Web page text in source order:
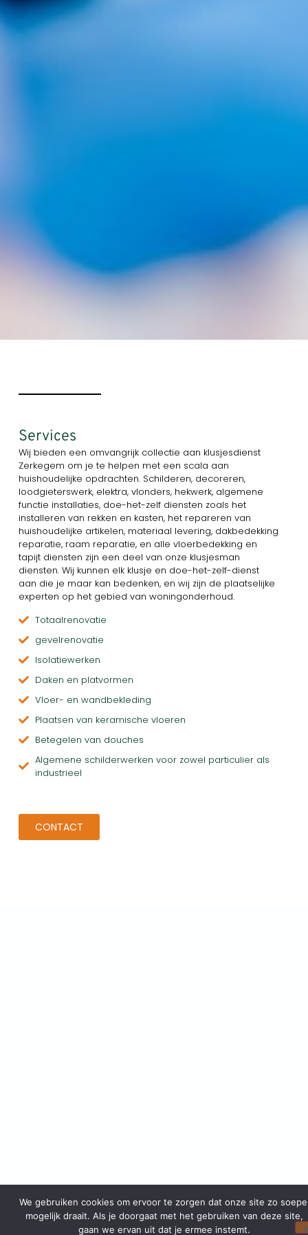
Services
Wij bieden een omvangrijk collectie aan klusjesdienst
Zerkegem om je te helpen met een scala aan
huishoudelijke opdrachten. Schilderen, decoreren,
loodgieterswerk, elektra, vlonders, hekwerk, algemene
functie installaties, doe-het-zelf diensten zoals het
installeren van rekken en kasten, het repareren van
huishoudelijke artikelen, materiaal levering, dakbedekking
reparatie, raam reparatie, en alle vloerbedekking en
tapijt diensten zijn een deel van onze klusjesman
diensten. Wij kunnen elk klusje en doe-het-zelf-dienst
aan die je maar kan bedenken, en wij zijn de plaatselijke
experten op het gebied van woningonderhoud.
Totaalrenovatie
gevelrenovatie
Isolatiewerken
Daken en platvormen
Vloer- en wandbekleding
Plaatsen van keramische vloeren
Betegelen van douches
Algemene schilderwerken voor zowel particulier als
industrieel
CONTACT
We gebruiken cookies om ervoor te zorgen dat onze site zo
mogelijk draait. Als je doorgaat met het gebruiken van deze site,
gaan we ervan uit dat je ermee instemt.